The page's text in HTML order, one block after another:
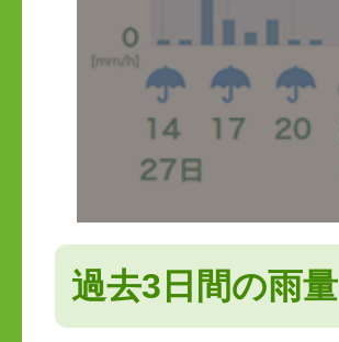
過去3日間の雨量